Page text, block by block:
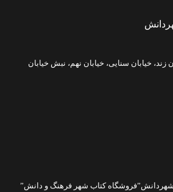
زند، خیابان سنایی، خیابان نهم، نبش خیابان
شهردانش”فروشگاه کتاب شهر فرهنگ و دانش”